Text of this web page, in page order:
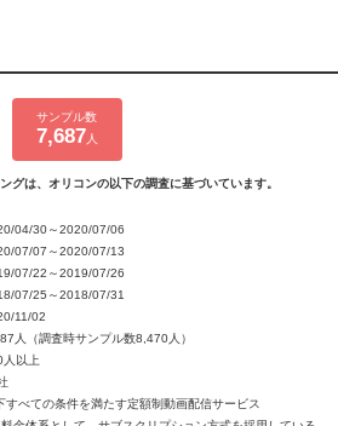
サンプル数
7,687 人
グは、オリコンの以下の調査に基づいています。
04/30～2020/07/06
07/07～2020/07/13
07/22～2019/07/26
07/25～2018/07/31
11/02
人（調査時サンプル数8,470人）
人以上
すべての条件を満たす定額制動画配信サービス